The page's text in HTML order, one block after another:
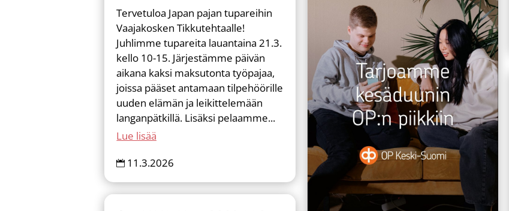
Tervetuloa Japan pajan tupareihin
Vaajakosken Tikkutehtaalle!
Juhlimme tupareita lauantaina 21.3.
kello 10-15. Järjestämme päivän
aikana kaksi maksutonta työpajaa,
joissa pääset antamaan tilpehöörille
uuden elämän ja leikittelemään
langanpätkillä. Lisäksi pelaamme...
Lue lisää
 11.3.2026